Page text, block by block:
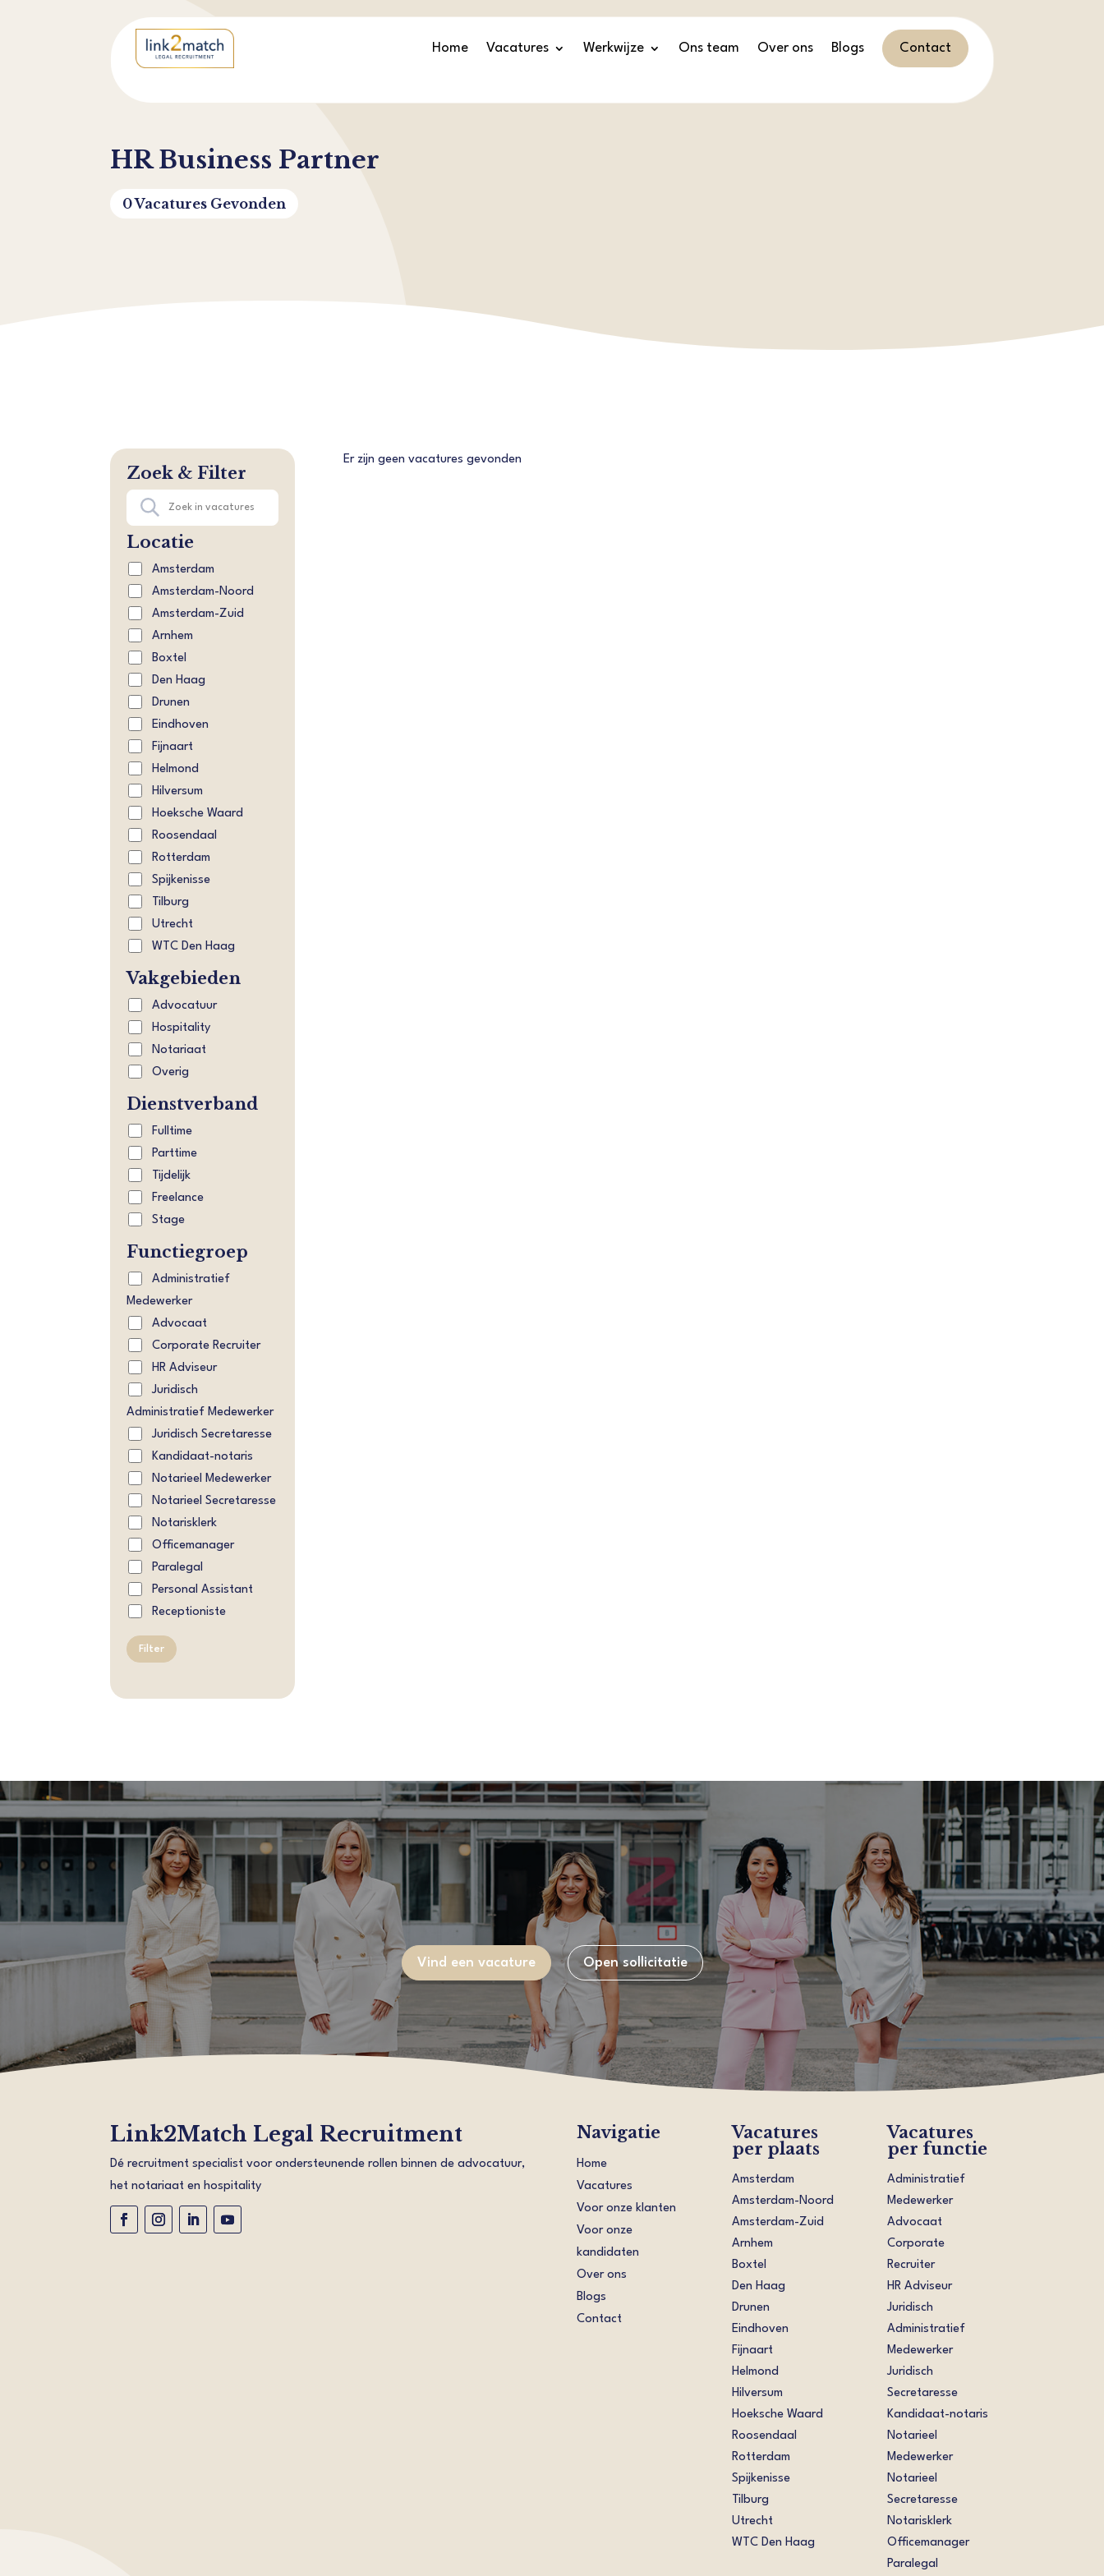
Home Vacatures Werkwijze Ons team Over ons Blogs Contact
HR Business Partner
0 Vacatures Gevonden
Zoek & Filter
Locatie
Amsterdam
Amsterdam-Noord
Amsterdam-Zuid
Arnhem
Boxtel
Den Haag
Drunen
Eindhoven
Fijnaart
Helmond
Hilversum
Hoeksche Waard
Roosendaal
Rotterdam
Spijkenisse
Tilburg
Utrecht
WTC Den Haag
Vakgebieden
Advocatuur
Hospitality
Notariaat
Overig
Dienstverband
Fulltime
Parttime
Tijdelijk
Freelance
Stage
Functiegroep
Administratief
Medewerker
Advocaat
Corporate Recruiter
HR Adviseur
Juridisch
Administratief Medewerker
Juridisch Secretaresse
Kandidaat-notaris
Notarieel Medewerker
Notarieel Secretaresse
Notarisklerk
Officemanager
Paralegal
Personal Assistant
Receptioniste
Filter
Er zijn geen vacatures gevonden
Vind een vacature Open sollicitatie
Link2Match Legal Recruitment
Dé recruitment specialist voor ondersteunende rollen binnen de advocatuur,
het notariaat en hospitality
Navigatie
Home
Vacatures
Voor onze klanten
Voor onze
kandidaten
Over ons
Blogs
Contact
Vacatures
per plaats
Amsterdam
Amsterdam-Noord
Amsterdam-Zuid
Arnhem
Boxtel
Den Haag
Drunen
Eindhoven
Fijnaart
Helmond
Hilversum
Hoeksche Waard
Roosendaal
Rotterdam
Spijkenisse
Tilburg
Utrecht
WTC Den Haag
Vacatures
per functie
Administratief
Medewerker
Advocaat
Corporate
Recruiter
HR Adviseur
Juridisch
Administratief
Medewerker
Juridisch
Secretaresse
Kandidaat-notaris
Notarieel
Medewerker
Notarieel
Secretaresse
Notarisklerk
Officemanager
Paralegal